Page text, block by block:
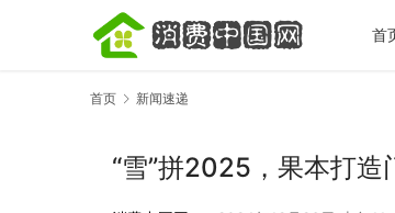
首
首页 新闻速递
“雪”拼2025，果本打造